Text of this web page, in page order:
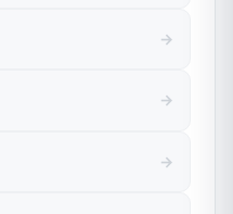
→
→
→